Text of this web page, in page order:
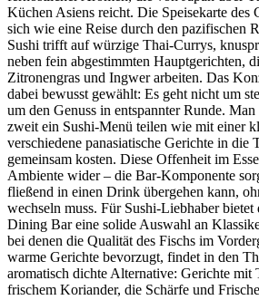
Küchen Asiens reicht. Die Speisekarte des
sich wie eine Reise durch den pazifischen
Sushi trifft auf würzige Thai-Currys,
neben fein abgestimmten Hauptgerichten,
Zitronengras und Ingwer arbeiten. Das
dabei bewusst gewählt: Es geht nicht um
um den Genuss in entspannter Runde.
zweit ein Sushi-Menü teilen wie mit einer
verschiedene panasiatische Gerichte in die
gemeinsam kosten. Diese Offenheit im
Ambiente wider – die Bar-Komponente
fließend in einen Drink übergehen kann,
wechseln muss. Für Sushi-Liebhaber bietet
Dining Bar eine solide Auswahl an
bei denen die Qualität des Fischs im
warme Gerichte bevorzugt, findet in den
aromatisch dichte Alternative: Gerichte mit
frischem Koriander, die Schärfe und